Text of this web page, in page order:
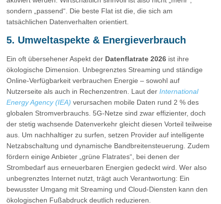
sondern „passend“. Die beste Flat ist die, die sich am
tatsächlichen Datenverhalten orientiert.
5. Umweltaspekte & Energieverbrauch
Ein oft übersehener Aspekt der Datenflatrate 2026 ist ihre
ökologische Dimension. Unbegrenztes Streaming und ständige
Online-Verfügbarkeit verbrauchen Energie – sowohl auf
Nutzerseite als auch in Rechenzentren. Laut derInternational
Energy Agency (IEA) verursachen mobile Daten rund 2 % des
globalen Stromverbrauchs. 5G-Netze sind zwar effizienter, doch
der stetig wachsende Datenverkehr gleicht diesen Vorteil teilweise
aus. Um nachhaltiger zu surfen, setzen Provider auf intelligente
Netzabschaltung und dynamische Bandbreitensteuerung. Zudem
fördern einige Anbieter „grüne Flatrates“, bei denen der
Strombedarf aus erneuerbaren Energien gedeckt wird. Wer also
unbegrenztes Internet nutzt, trägt auch Verantwortung: Ein
bewusster Umgang mit Streaming und Cloud-Diensten kann den
ökologischen Fußabdruck deutlich reduzieren.